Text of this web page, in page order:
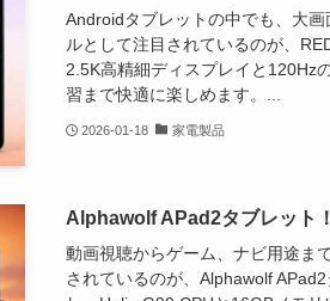
Androidタブレットの中でも、大
ルとして注目されているのが、
2.5K高精細ディスプレイと120Hz
習まで快適に楽しめます。...
2026-01-18 家電製品
Alphawolf APad2タブレット
動画視聴からゲーム、ナビ用途ま
されているのが、Alphawolf